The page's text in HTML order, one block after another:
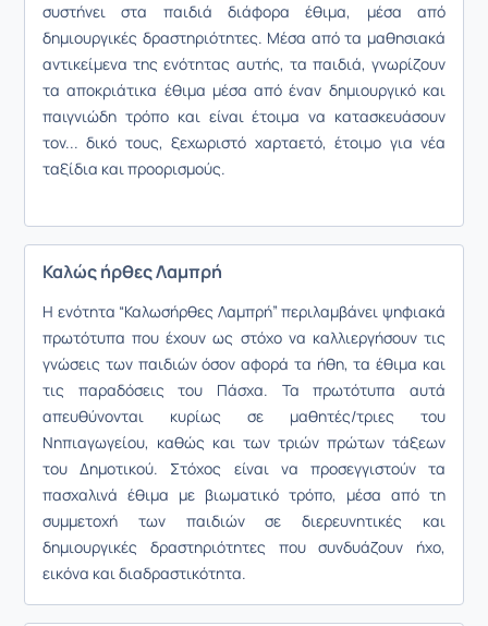
συστήνει στα παιδιά διάφορα έθιμα, μέσα από
δημιουργικές δραστηριότητες. Μέσα από τα μαθησιακά
αντικείμενα της ενότητας αυτής, τα παιδιά, γνωρίζουν
τα αποκριάτικα έθιμα μέσα από έναν δημιουργικό και
παιγνιώδη τρόπο και είναι έτοιμα να κατασκευάσουν
τον... δικό τους, ξεχωριστό χαρταετό, έτοιμο για νέα
ταξίδια και προορισμούς.
Καλώς ήρθες Λαμπρή
Η ενότητα “Καλωσήρθες Λαμπρή” περιλαμβάνει ψηφιακά
πρωτότυπα που έχουν ως στόχο να καλλιεργήσουν τις
γνώσεις των παιδιών όσον αφορά τα ήθη, τα έθιμα και
τις παραδόσεις του Πάσχα. Τα πρωτότυπα αυτά
απευθύνονται κυρίως σε μαθητές/τριες του
Νηπιαγωγείου, καθώς και των τριών πρώτων τάξεων
του Δημοτικού. Στόχος είναι να προσεγγιστούν τα
πασχαλινά έθιμα με βιωματικό τρόπο, μέσα από τη
συμμετοχή των παιδιών σε διερευνητικές και
δημιουργικές δραστηριότητες που συνδυάζουν ήχο,
εικόνα και διαδραστικότητα.